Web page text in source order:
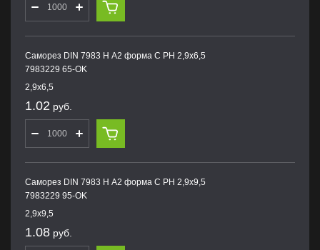
Саморез DIN 7983 H А2 форма С PH 2,9х6,5
7983229 65-OK
2,9х6,5
1.02 руб.
Саморез DIN 7983 H А2 форма С PH 2,9х9,5
7983229 95-OK
2,9х9,5
1.08 руб.